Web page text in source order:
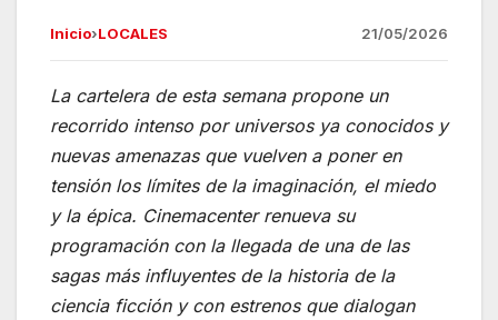
c
e
b
o
o
k
at
s
A
p
p
e
gr
a
m
ail
Inicio›LOCALES 21/05/2026
La cartelera de esta semana propone un
recorrido intenso por universos ya conocidos y
nuevas amenazas que vuelven a poner en
tensión los límites de la imaginación, el miedo
y la épica. Cinemacenter renueva su
programación con la llegada de una de las
sagas más influyentes de la historia de la
ciencia ficción y con estrenos que dialogan